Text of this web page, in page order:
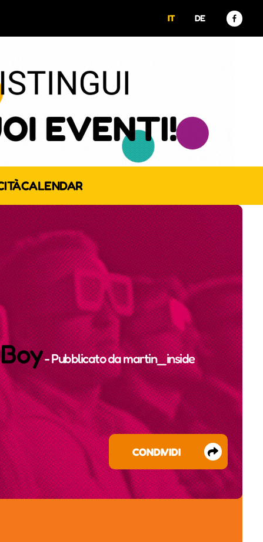
IT DE
CALENDAR
- Pubblicato damartin_inside
CONDIVIDI